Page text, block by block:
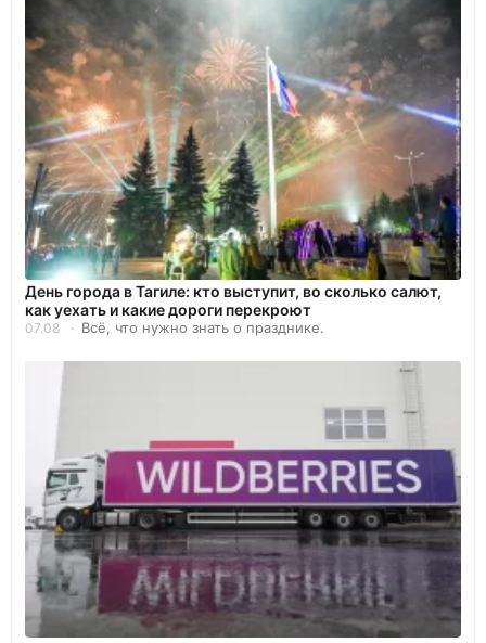
День города в Тагиле: кто выступит, во сколько салют,
как уехать и какие дороги перекроют
07.08 Всё, что нужно знать о празднике.